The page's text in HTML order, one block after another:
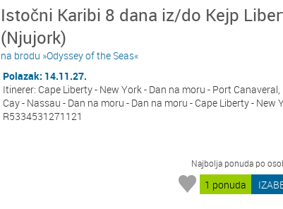
Istočni Karibi 8 dana iz/do Kejp
(Njujork)
na brodu »Odyssey of the Seas«
Polazak: 14.11.27.
Itinerer: Cape Liberty - New York - Dan na moru - Port
Cay - Nassau - Dan na moru - Dan na moru - Cape Liberty - New
R5334531271121
Najbolja ponuda po
1 ponuda